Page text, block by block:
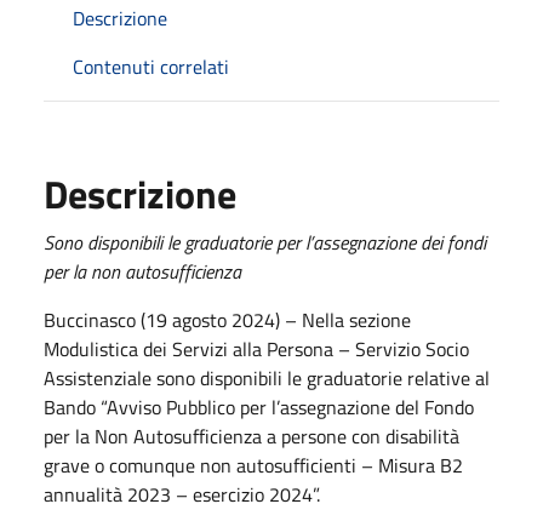
Descrizione
Contenuti correlati
Descrizione
Sono disponibili le graduatorie per l’assegnazione dei fondi
per la non autosufficienza
Buccinasco (19 agosto 2024) – Nella sezione
Modulistica dei Servizi alla Persona – Servizio Socio
Assistenziale sono disponibili le graduatorie relative al
Bando “Avviso Pubblico per l’assegnazione del Fondo
per la Non Autosufficienza a persone con disabilità
grave o comunque non autosufficienti – Misura B2
annualità 2023 – esercizio 2024”.